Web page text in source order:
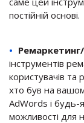
постійній основі.
інструментів
користувачів
хто був на
AdWords і
можливості для